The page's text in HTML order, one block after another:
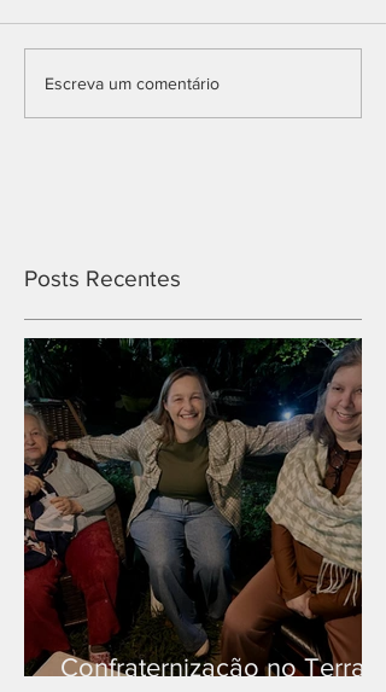
Escreva um comentário
Posts Recentes
Confraternização no Terra